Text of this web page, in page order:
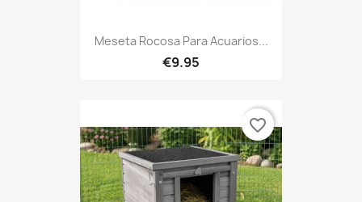
Meseta Rocosa Para Acuarios...
€9.95
favorite_border